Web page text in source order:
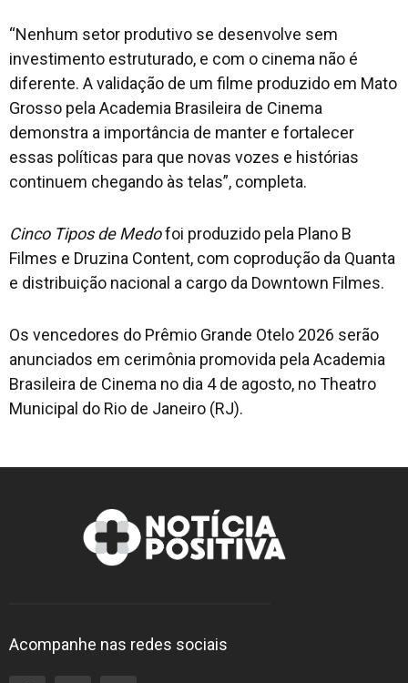
“Nenhum setor produtivo se desenvolve sem
investimento estruturado, e com o cinema não é
diferente. A validação de um filme produzido em Mato
Grosso pela Academia Brasileira de Cinema
demonstra a importância de manter e fortalecer
essas políticas para que novas vozes e histórias
continuem chegando às telas”, completa.
Cinco Tipos de Medofoi produzido pela Plano B
Filmes e Druzina Content, com coprodução da Quanta
e distribuição nacional a cargo da Downtown Filmes.
Os vencedores do Prêmio Grande Otelo 2026 serão
anunciados em cerimônia promovida pela Academia
Brasileira de Cinema no dia 4 de agosto, no Theatro
Municipal do Rio de Janeiro (RJ).
Acompanhe nas redes sociais